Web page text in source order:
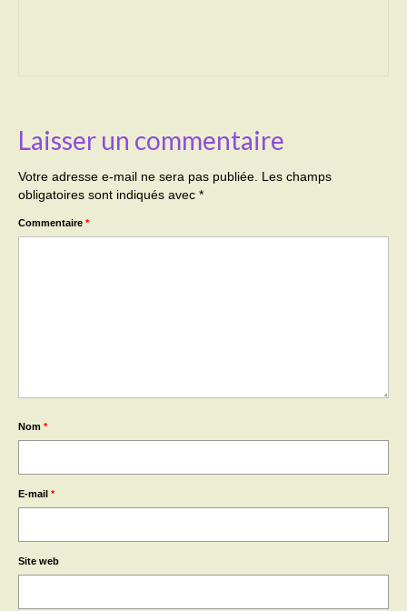
Laisser un commentaire
Votre adresse e-mail ne sera pas publiée. Les champs
obligatoires sont indiqués avec *
Commentaire *
Nom *
E-mail *
Site web